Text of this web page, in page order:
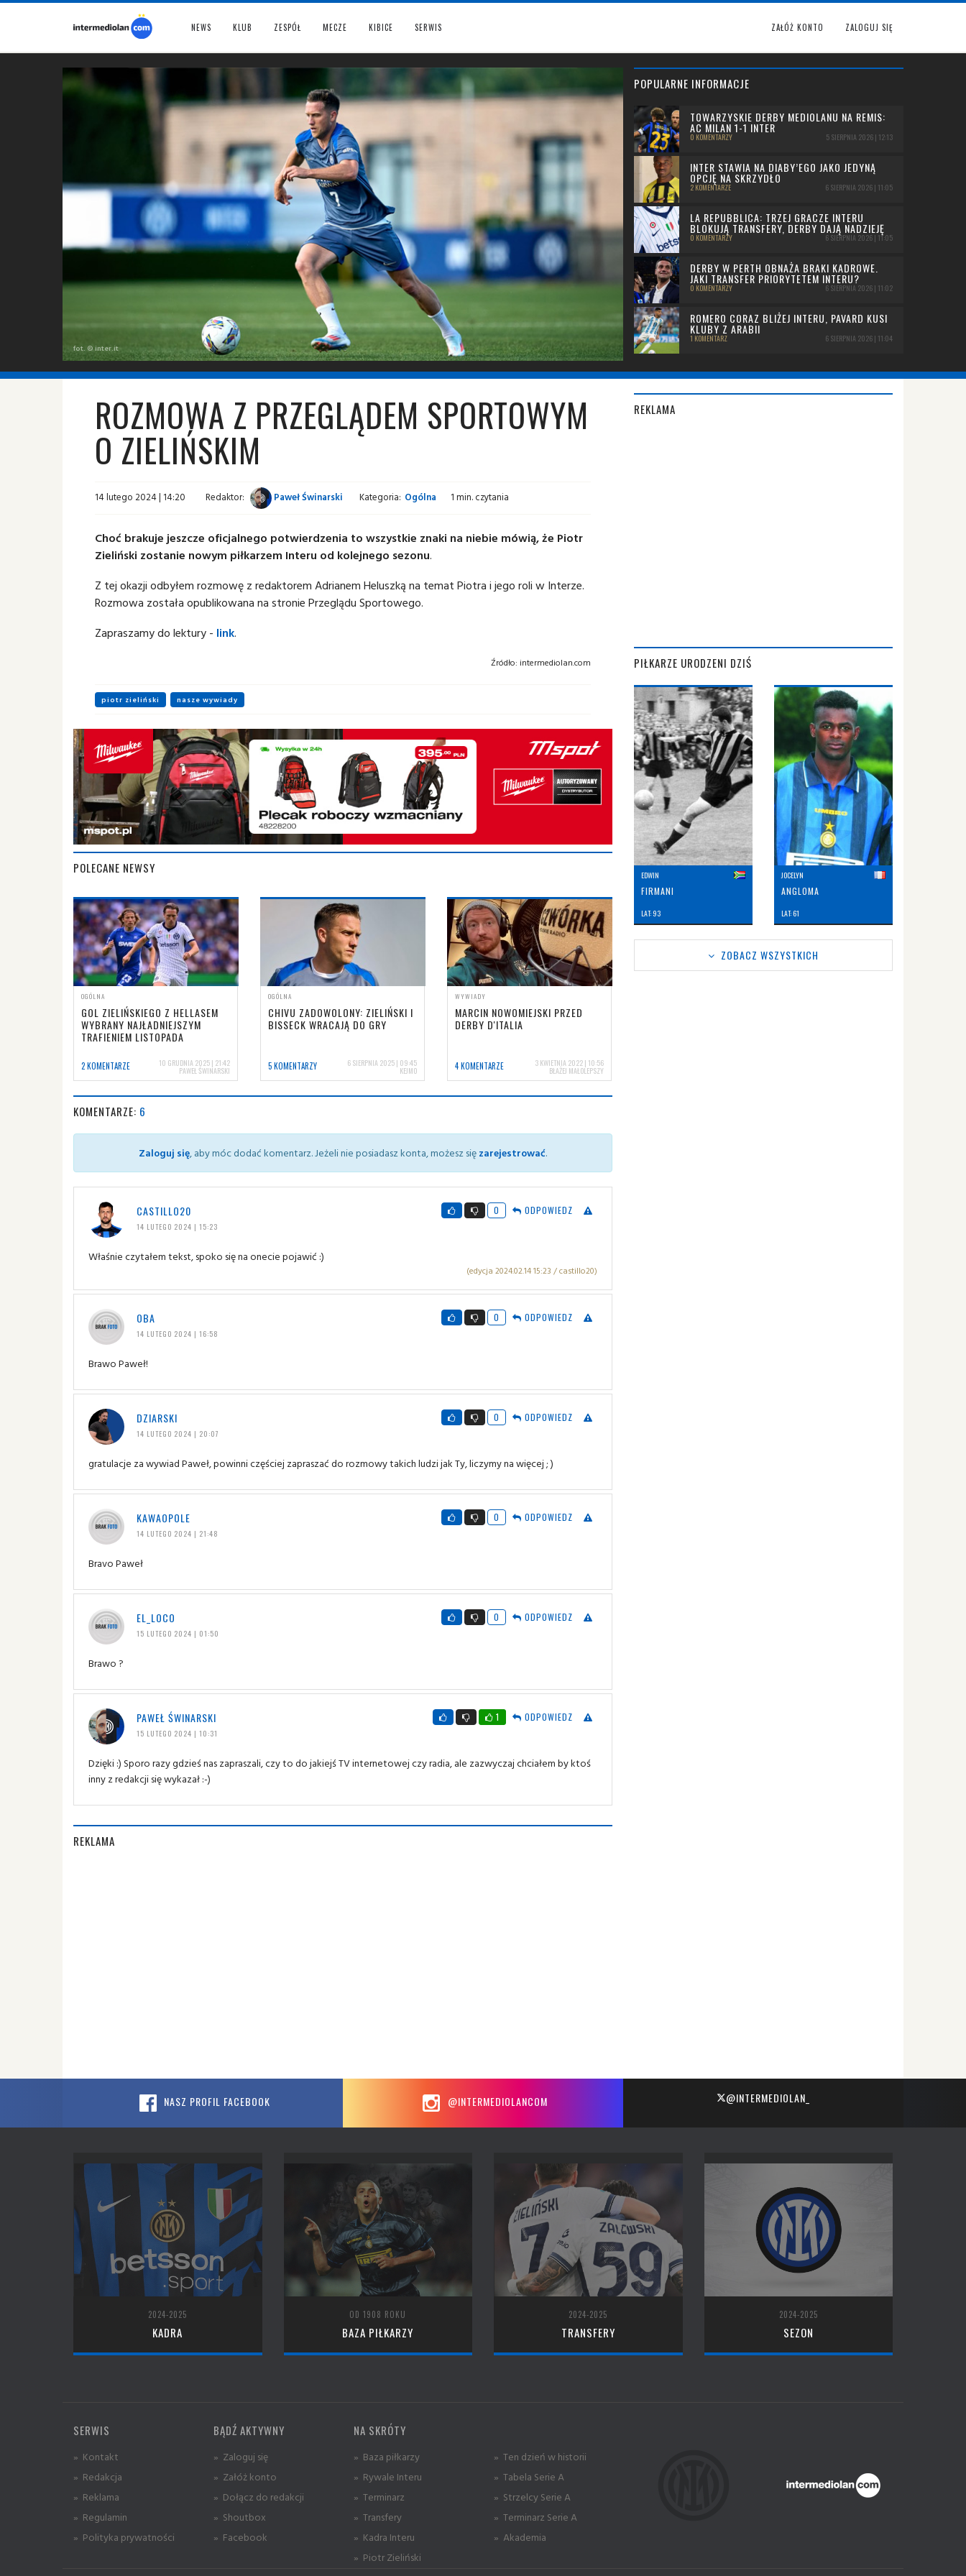
NEWS KLUB ZESPÓŁ MECZE KIBICE SERWIS ZAŁÓŻ KONTO ZALOGUJ SIĘ
fot. © inter.it
POPULARNE INFORMACJE
TOWARZYSKIE DERBY MEDIOLANU NA REMIS:
AC MILAN 1-1 INTER
0 KOMENTARZY 5 SIERPNIA 2026 | 12:13
INTER STAWIA NA DIABY’EGO JAKO JEDYNĄ
OPCJĘ NA SKRZYDŁO
2 KOMENTARZE 6 SIERPNIA 2026 | 11:05
LA REPUBBLICA: TRZEJ GRACZE INTERU
BLOKUJĄ TRANSFERY, DERBY DAJĄ NADZIEJĘ
0 KOMENTARZY 6 SIERPNIA 2026 | 11:05
DERBY W PERTH OBNAŻA BRAKI KADROWE.
JAKI TRANSFER PRIORYTETEM INTERU?
0 KOMENTARZY 6 SIERPNIA 2026 | 11:02
ROMERO CORAZ BLIŻEJ INTERU, PAVARD KUSI
KLUBY Z ARABII
1 KOMENTARZ 6 SIERPNIA 2026 | 11:04
ROZMOWA Z PRZEGLĄDEM SPORTOWYM
O ZIELIŃSKIM
14 lutego 2024 | 14:20 Redaktor: Paweł Świnarski Kategoria: Ogólna 1 min. czytania
Choć brakuje jeszcze oficjalnego potwierdzenia to wszystkie znaki na niebie mówią, że Piotr
Zieliński zostanie nowym piłkarzem Interu od kolejnego sezonu.
Z tej okazji odbyłem rozmowę z redaktorem Adrianem Heluszką na temat Piotra i jego roli w Interze.
Rozmowa została opublikowana na stronie Przeglądu Sportowego.
Zapraszamy do lektury - link.
Źródło: intermediolan.com
piotr zieliński nasze wywiady
POLECANE NEWSY
OGÓLNA
GOL ZIELIŃSKIEGO Z HELLASEM
WYBRANY NAJŁADNIEJSZYM
TRAFIENIEM LISTOPADA
2 KOMENTARZE 10 GRUDNIA 2025 | 21:42
PAWEŁ ŚWINARSKI
OGÓLNA
CHIVU ZADOWOLONY: ZIELIŃSKI I
BISSECK WRACAJĄ DO GRY
5 KOMENTARZY 6 SIERPNIA 2025 | 09:45
KEJMO
WYWIADY
MARCIN NOWOMIEJSKI PRZED
DERBY D'ITALIA
4 KOMENTARZE 3 KWIETNIA 2022 | 10:56
BŁAŻEJ MAŁOLEPSZY
KOMENTARZE: 6
Zaloguj się, aby móc dodać komentarz. Jeżeli nie posiadasz konta, możesz sięzarejestrować.
CASTILLO20
14 LUTEGO 2024 | 15:23
0 ODPOWIEDZ
Właśnie czytałem tekst, spoko się na onecie pojawić :)
(edycja 2024.02.14 15:23 / castillo20)
OBA
14 LUTEGO 2024 | 16:58
0 ODPOWIEDZ
Brawo Paweł!
DZIARSKI
14 LUTEGO 2024 | 20:07
0 ODPOWIEDZ
gratulacje za wywiad Paweł, powinni częściej zapraszać do rozmowy takich ludzi jak Ty, liczymy na więcej ; )
KAWAOPOLE
14 LUTEGO 2024 | 21:48
0 ODPOWIEDZ
Bravo Paweł
EL_LOCO
15 LUTEGO 2024 | 01:50
0 ODPOWIEDZ
Brawo ?
PAWEŁ ŚWINARSKI
15 LUTEGO 2024 | 10:31
1 ODPOWIEDZ
Dzięki :) Sporo razy gdzieś nas zapraszali, czy to do jakiejś TV internetowej czy radia, ale zazwyczaj chciałem by ktoś
inny z redakcji się wykazał :-)
REKLAMA
REKLAMA
PIŁKARZE URODZENI DZIŚ
EDWIN
FIRMANI
LAT: 93
JOCELYN
ANGLOMA
LAT: 61
ZOBACZ WSZYSTKICH
NASZ PROFIL FACEBOOK @INTERMEDIOLANCOM @INTERMEDIOLAN_
2024-2025
KADRA
OD 1908 ROKU
BAZA PIŁKARZY
2024-2025
TRANSFERY
2024-2025
SEZON
SERWIS
» Kontakt
» Redakcja
» Reklama
» Regulamin
» Polityka prywatności
BĄDŹ AKTYWNY
» Zaloguj się
» Załóż konto
» Dołącz do redakcji
» Shoutbox
» Facebook
NA SKRÓTY
» Baza piłkarzy
» Rywale Interu
» Terminarz
» Transfery
» Kadra Interu
» Piotr Zieliński
» Ten dzień w historii
» Tabela Serie A
» Strzelcy Serie A
» Terminarz Serie A
» Akademia